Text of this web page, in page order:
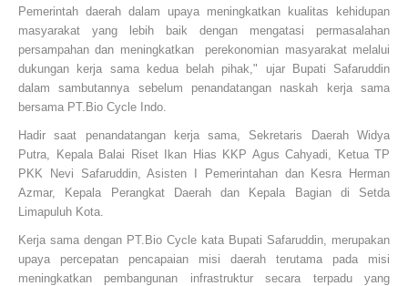
Pemerintah daerah dalam upaya meningkatkan kualitas kehidupan
masyarakat yang lebih baik dengan mengatasi permasalahan
persampahan dan meningkatkan perekonomian masyarakat melalui
dukungan kerja sama kedua belah pihak," ujar Bupati Safaruddin
dalam sambutannya sebelum penandatangan naskah kerja sama
bersama PT.Bio Cycle Indo.
Hadir saat penandatangan kerja sama, Sekretaris Daerah Widya
Putra, Kepala Balai Riset Ikan Hias KKP Agus Cahyadi, Ketua TP
PKK Nevi Safaruddin, Asisten I Pemerintahan dan Kesra Herman
Azmar, Kepala Perangkat Daerah dan Kepala Bagian di Setda
Limapuluh Kota.
Kerja sama dengan PT.Bio Cycle kata Bupati Safaruddin, merupakan
upaya percepatan pencapaian misi daerah terutama pada misi
meningkatkan pembangunan infrastruktur secara terpadu yang